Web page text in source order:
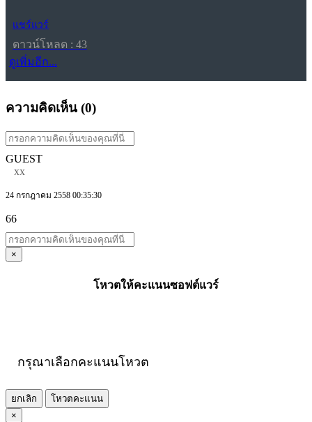
แชร์แวร์
ดาวน์โหลด : 43
ดูเพิ่มอีก...
ความคิดเห็น (0)
GUEST
xx
24 กรกฎาคม 2558 00:35:30
66
×
โหวตให้คะแนนซอฟต์แวร์
กรุณาเลือกคะแนนโหวต
ยกเลิก
โหวตคะแนน
×